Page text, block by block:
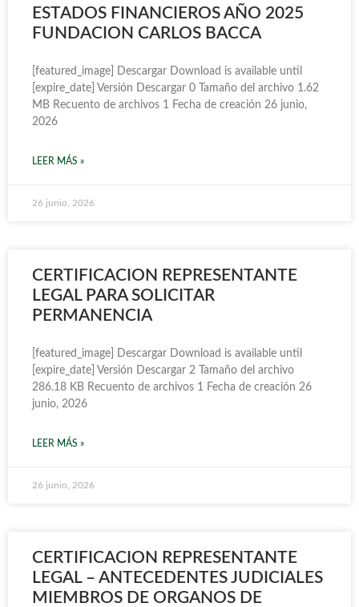
ESTADOS FINANCIEROS AÑO 2025
FUNDACION CARLOS BACCA
[featured_image] Descargar Download is available until
[expire_date] Versión Descargar 0 Tamaño del archivo 1.62
MB Recuento de archivos 1 Fecha de creación 26 junio,
2026
LEER MÁS »
26 junio, 2026
CERTIFICACION REPRESENTANTE
LEGAL PARA SOLICITAR
PERMANENCIA
[featured_image] Descargar Download is available until
[expire_date] Versión Descargar 2 Tamaño del archivo
286.18 KB Recuento de archivos 1 Fecha de creación 26
junio, 2026
LEER MÁS »
26 junio, 2026
CERTIFICACION REPRESENTANTE
LEGAL – ANTECEDENTES JUDICIALES
MIEMBROS DE ORGANOS DE